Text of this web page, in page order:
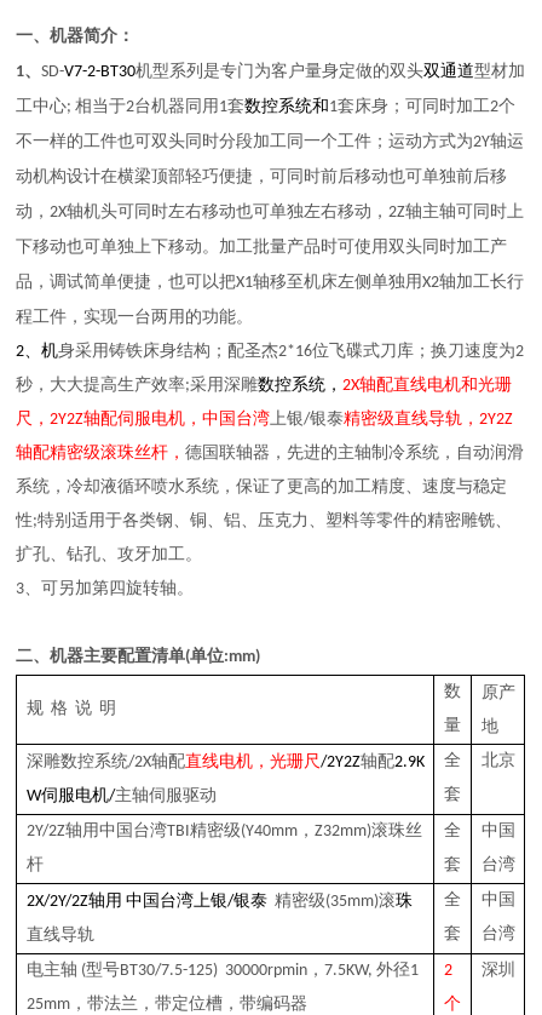
一、机器简介：
1、SD-V7-2-BT30机型系列是专门为客户量身定做的双头双通道型材加
工中心;相当于2台机器同用 1套数控系统和 1套床身；可同时加工2个
不一样的工件也可双头同时分段加工同一个工件 ；运动方式为2Y轴运
动机构设计在横梁顶部轻巧便捷，可同时前后移动也可单独前后移
动，2X轴机头可同时左右移动也可单独左右移动 ，2Z轴主轴可同时上
下移动也可单独上下移动。加工批量产品时可使用双头同时加工产
品，调试简单便捷，也可以把X1轴移至机床左侧单独用X2轴加工长行
程工件，实现一台两用的功能。
2、机身采用铸铁床身结构 ；配圣杰2*16位飞碟式刀库；换刀速度为2
秒，大大提高生产效率;采用深雕数控系统 ，2X轴配直线电机和光珊
尺，2Y2Z轴配伺服电机 ，中国台湾上银/银泰精密级直线导轨，2Y2Z
轴配精密级滚珠丝杆，德国联轴器，先进的主轴制冷系统，自动润滑
系统，冷却液循环喷水系统，保证了更高的加工精度、速度与稳定
性;特别适用于各类钢、铜、铝、压克力、塑料等零件的精密雕铣、
扩孔、钻孔、攻牙加工。
3、
可另加第四旋转轴。
二、机器主要配置清单(单位:mm)
规 格 说 明
数
量
原产
地
深雕数控系统/2X轴配直线电机，光珊尺/2Y2Z轴配2.9K
W伺服电机/主轴伺服驱动
全
套
北京
2Y/2Z轴用中国台湾TBI精密级(Y40mm，Z32mm)滚珠丝
杆
全
套
中国
台湾
2X/2Y/2Z轴用 中国台湾上银/银泰 精密级(35mm)滚珠
直线导轨
全
套
中国
台湾
电主轴 (型号BT30/7.5-125) 30000rpmin， 7.5KW, 外径1
25mm，带法兰，带定位槽， 带编码器
2
个
深圳